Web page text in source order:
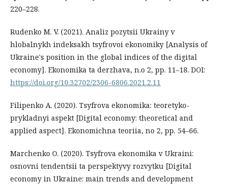
220–228.
Rudenko M. V. (2021). Analiz pozytsii Ukrainy v
hlobalnykh indeksakh tsyfrovoi ekonomiky [Analysis of
Ukraine's position in the global indices of the digital
economy]. Ekonomika ta derzhava, n.o 2, pp. 11–18. DOI:
https://doi.org/10.32702/2306-6806.2021.2.11
Filipenko A. (2020). Tsyfrova ekonomika: teoretyko-
prykladnyi aspekt [Digital economy: theoretical and
applied aspect]. Ekonomichna teoriia, no 2, pp. 54–66.
Marchenko O. (2020). Tsyfrova ekonomika v Ukraini:
osnovni tendentsii ta perspektyvy rozvytku [Digital
economy in Ukraine: main trends and development